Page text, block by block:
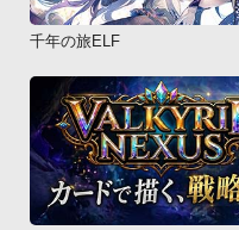
千年の旅ELF